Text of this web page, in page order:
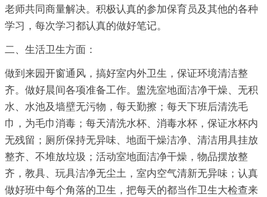
老师共同商量解决。积极认真的参加保育员及其他的各种
学习，每次学习都认真的做好笔记。
二、生活卫生方面：
做到来园开窗通风，搞好室内外卫生，保证环境清洁整
齐。做好晨间各项准备工作。盥洗室地面洁净干燥、无积
水、水池及墙壁无污物，每天勤擦；每天下班后清洗毛
巾，为毛巾消毒；每天清洗水杯、消毒水杯，保证水杯内
无残留；厕所保持无异味、地面干燥洁净、清洁用具挂放
整齐、不堆放垃圾；活动室地面洁净干燥，物品摆放整
齐，教具、玩具洁净无尘土，室内空气清新无异味；认真
做好班中每个角落的卫生，把每天的都当作卫生大检查来